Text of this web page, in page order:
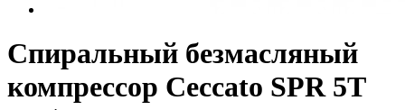
Спиральный безмасляный
компрессор Ceccato SPR 5T